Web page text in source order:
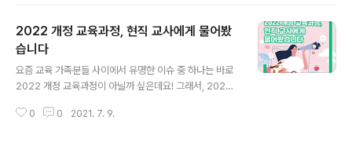
체가 불가피할 것으로 보입니다. EBS 온라인 클래스 교사
자문단으로 활동하면서 2021년에 새롭게 바뀐 EBS 온라
인 클래스 플랫폼, 그중에서 특히 ‘화상 수업’ 기능이 새로
생겼고, 이 기능이 많이 개선되어 그 장점에 대해서 안내하
고자 합니다. 무엇보다 학교에서는 출석 체크 부분이 중요
한데 다른 플랫폼에서는 이 부분을 자체적인 시스템상 해
2022 개정 교육과정, 현직 교사에게 물어봤
습니다
요즘 교육 가족분들 사이에서 유명한 이슈 중 하나는 바로
2022 개정 교육과정이 아닐까 싶은데요! 그래서, 2022
러분들을 위해 교육부 국민 서포터즈 '누리울림'이 2022
0 0 2021. 7. 9.